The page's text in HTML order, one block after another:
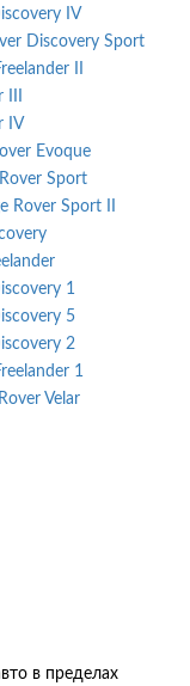
IV
Discovery Sport
II
IV
Evoque
Sport
Rover Sport II
1
5
2
1
Velar
в пределах